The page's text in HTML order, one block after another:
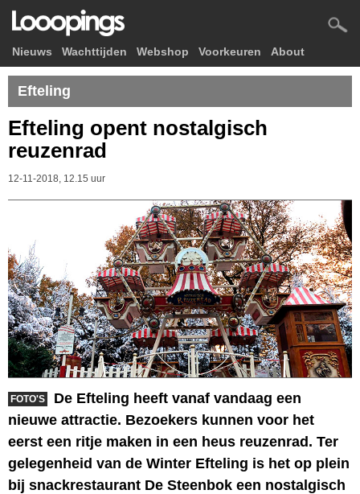
Nieuws Wachttijden Webshop Voorkeuren About
Efteling
Efteling opent nostalgisch
reuzenrad
12-11-2018, 12.15 uur
FOTO'S
De Efteling heeft vanaf vandaag een
nieuwe attractie. Bezoekers kunnen voor het
eerst een ritje maken in een heus reuzenrad. Ter
gelegenheid van de Winter Efteling is het op plein
bij snackrestaurant De Steenbok een nostalgisch